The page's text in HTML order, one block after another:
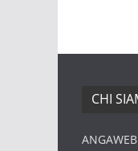
CHI